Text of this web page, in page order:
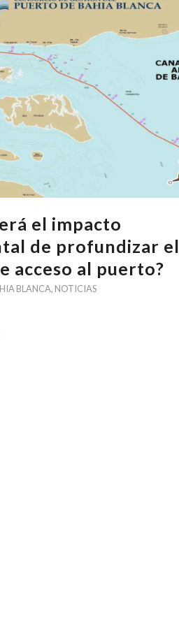
el impacto
de profundizar el
acceso al puerto?
BLANCA, NOTICIAS